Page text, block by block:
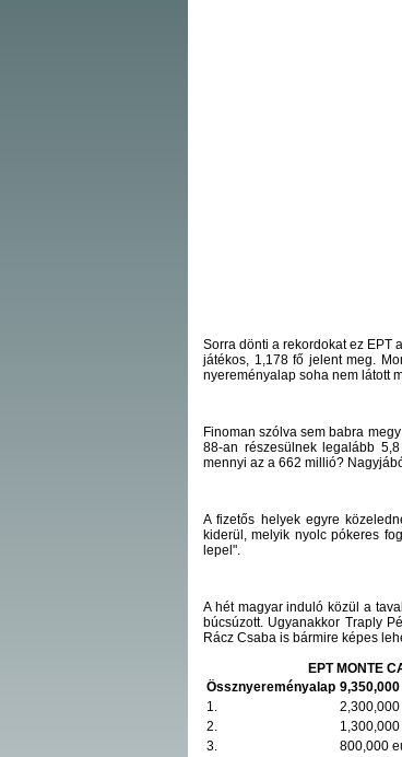
Sorra dönti a rekordokat ez EPT
játékos, 1,178 fő jelent meg.
nyereményalap soha nem látott
Finoman szólva sem babra
88-an részesülnek legalább
mennyi az a 662 millió?
A fizetős helyek egyre
kiderül, melyik nyolc pókeres
lepel".
A hét magyar induló közül a
búcsúzott. Ugyanakkor Traply
Rácz Csaba is bármire képes
EPT MONTE
Össznyereményalap
1.
2.
3.
800,000